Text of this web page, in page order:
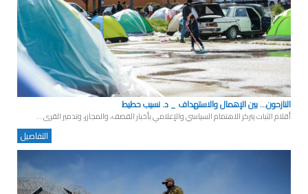
النازحون... بين الإهمال والاستهداف _ د. نسيب حطيط
أقلام الثبات يتركز الاهتمام السياسي والإعلامي بأخبار القصف، والمجازر، وتدمير القرى ...
التفاصيل